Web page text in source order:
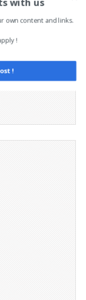
own content and links.
!
!